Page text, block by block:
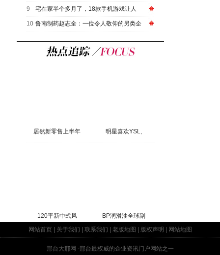
9 宅在家半个多月了，18款手机游戏让人
10 鲁南制药赵志全：一位令人敬仰的另类企
居然新零售上半年 明星喜欢YSL,
120平新中式风
BP润滑油全球副
网站首页| 关于我们 联系我们 老版地图 版权声明 网站地图
邢台大邢网 -邢台最权威的企业资讯门户网站之一